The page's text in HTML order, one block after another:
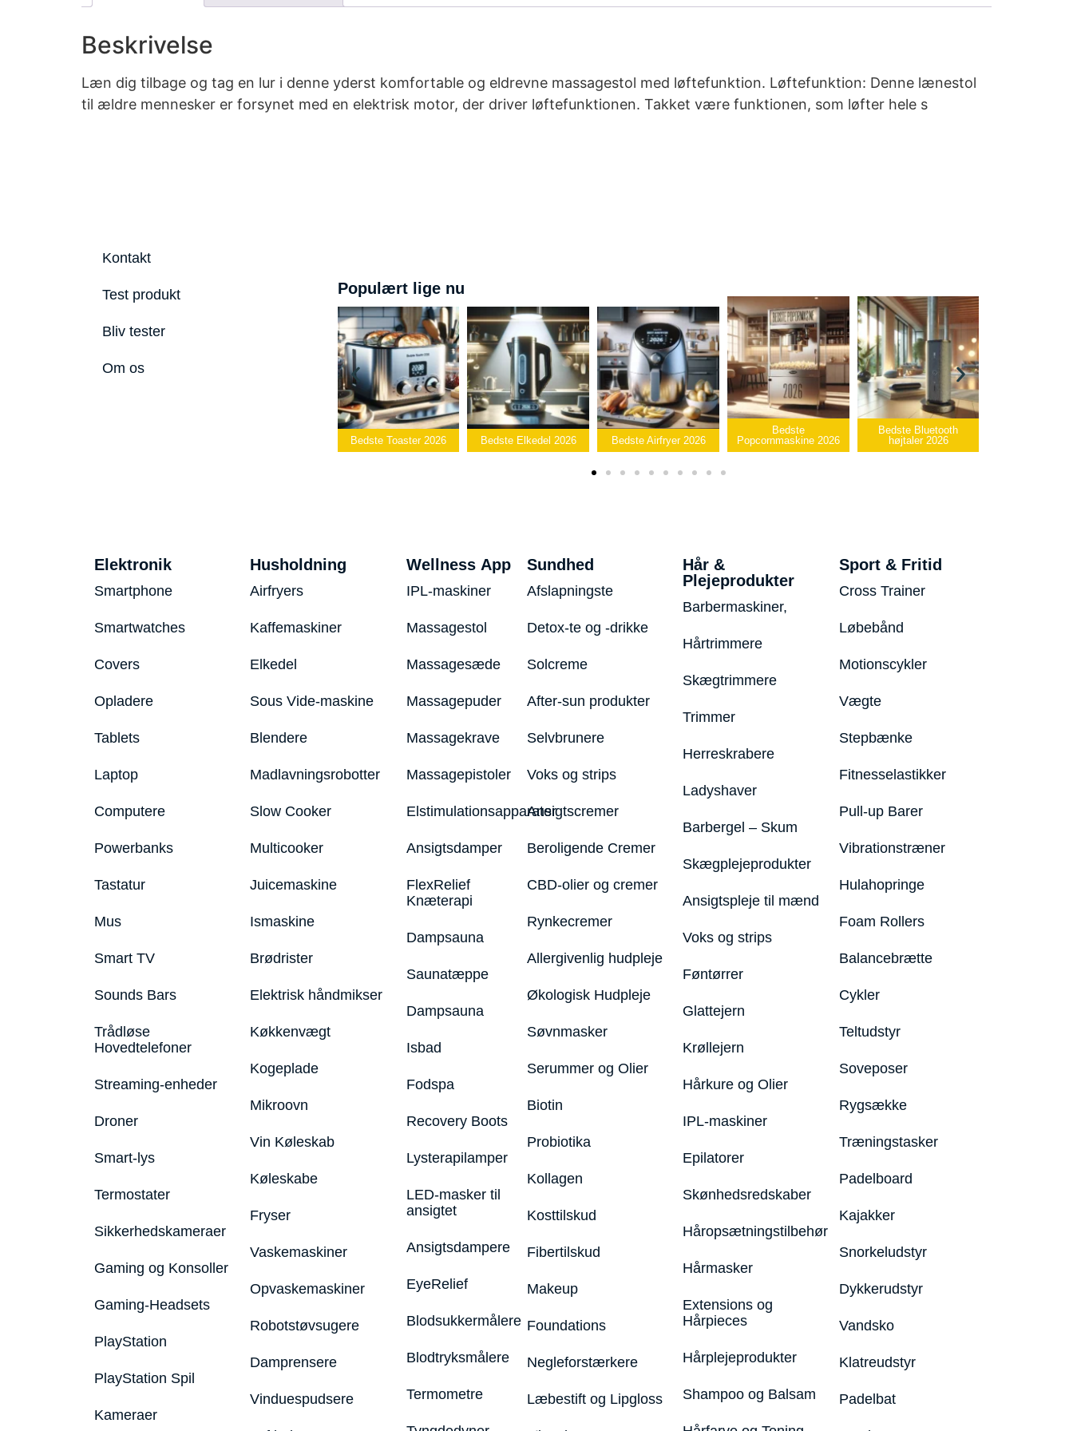
Beskrivelse
Læn dig tilbage og tag en lur i denne yderst komfortable og eldrevne massagestol med løftefunktion. Løftefunktion: Denne lænestol
til ældre mennesker er forsynet med en elektrisk motor, der driver løftefunktionen. Takket være funktionen, som løfter hele s
Kontakt
Test produkt
Bliv tester
Om os
Populært lige nu
Bedste Elkedel 2026 Bedste Airfryer 2026
Bedste
Popcornmaskine 2026
Bedste Bluetooth
højtaler 2026
Bedste infrarøde
varmepude 2026
Elektronik
Smartphone
Smartwatches
Covers
Opladere
Tablets
Laptop
Computere
Powerbanks
Tastatur
Mus
Smart TV
Sounds Bars
Trådløse
Hovedtelefoner
Streaming-enheder
Droner
Smart-lys
Termostater
Sikkerhedskameraer
Gaming og Konsoller
Gaming-Headsets
PlayStation
PlayStation Spil
Kameraer
Husholdning
Airfryers
Kaffemaskiner
Elkedel
Sous Vide-maskine
Blendere
Madlavningsrobotter
Slow Cooker
Multicooker
Juicemaskine
Ismaskine
Brødrister
Elektrisk håndmikser
Køkkenvægt
Kogeplade
Mikroovn
Vin Køleskab
Køleskabe
Fryser
Vaskemaskiner
Opvaskemaskiner
Robotstøvsugere
Damprensere
Vinduespudsere
Wellness App
IPL-maskiner
Massagestol
Massagesæde
Massagepuder
Massagekrave
Massagepistoler
Elstimulationsapparater
Ansigtsdamper
FlexRelief
Knæterapi
Dampsauna
Saunatæppe
Dampsauna
Isbad
Fodspa
Recovery Boots
Lysterapilamper
LED-masker til
ansigtet
Ansigtsdampere
EyeRelief
Blodsukkermålere
Blodtryksmålere
Termometre
Sundhed
Afslapningste
Detox-te og -drikke
Solcreme
After-sun produkter
Selvbrunere
Voks og strips
Ansigtscremer
Beroligende Cremer
CBD-olier og cremer
Rynkecremer
Allergivenlig hudpleje
Økologisk Hudpleje
Søvnmasker
Serummer og Olier
Biotin
Probiotika
Kollagen
Kosttilskud
Fibertilskud
Makeup
Foundations
Negleforstærkere
Læbestift og Lipgloss
Hår &
Plejeprodukter
Barbermaskiner,
Hårtrimmere
Skægtrimmere
Trimmer
Herreskrabere
Ladyshaver
Barbergel – Skum
Skægplejeprodukter
Ansigtspleje til mænd
Voks og strips
Føntørrer
Glattejern
Krøllejern
Hårkure og Olier
IPL-maskiner
Epilatorer
Skønhedsredskaber
Håropsætningstilbehør
Hårmasker
Extensions og
Hårpieces
Hårplejeprodukter
Shampoo og Balsam
Sport & Fritid
Cross Trainer
Løbebånd
Motionscykler
Vægte
Stepbænke
Fitnesselastikker
Pull-up Barer
Vibrationstræner
Hulahopringe
Foam Rollers
Balancebrætte
Cykler
Teltudstyr
Soveposer
Rygsække
Træningstasker
Padelboard
Kajakker
Snorkeludstyr
Dykkerudstyr
Vandsko
Klatreudstyr
Padelbat